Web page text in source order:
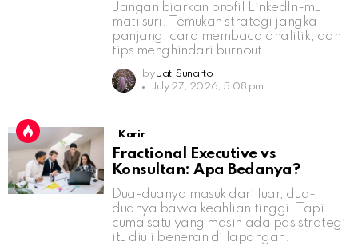
Jangan biarkan profil LinkedIn-mu
mati suri. Temukan strategi jangka
panjang, cara membaca analitik, dan
tips menghindari burnout.
by Jati Sunarto
July 27, 2026, 5:08 pm
Karir
Fractional Executive vs
Konsultan: Apa Bedanya?
Dua-duanya masuk dari luar, dua-
duanya bawa keahlian tinggi. Tapi
cuma satu yang masih ada pas strategi
itu diuji beneran di lapangan.